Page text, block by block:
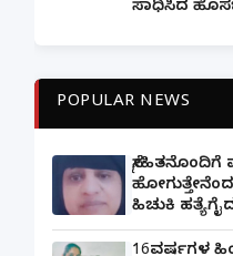
ಸಾಧಿಸಿದ
POPULAR NEWS
ಹೋಗುತ್ತೇನೆಂದ
ಹಿಚುಕಿ